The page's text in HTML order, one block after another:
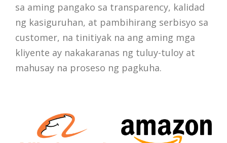
sa aming pangako sa transparency, kalidad
ng kasiguruhan, at pambihirang serbisyo sa
customer, na tinitiyak na ang aming mga
kliyente ay nakakaranas ng tuluy-tuloy at
mahusay na proseso ng pagkuha.